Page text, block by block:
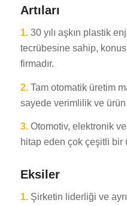
Artıları
1.30 yılı aşkın plastik
tecrübesine sahip,
firmadır.
2.Tam otomatik üretim
sayede verimlilik ve
3.Otomotiv, elektronik
hitap eden çok çeşitli bir
Eksiler
1.Şirketin liderliği ve